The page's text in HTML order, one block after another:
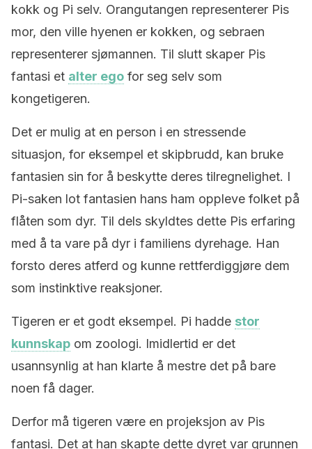
kokk og Pi selv. Orangutangen representerer Pis
mor, den ville hyenen er kokken, og sebraen
representerer sjømannen. Til slutt skaper Pis
fantasi et alter ego for seg selv som
kongetigeren.
Det er mulig at en person i en stressende
situasjon, for eksempel et skipbrudd, kan bruke
fantasien sin for å beskytte deres tilregnelighet. I
Pi-saken lot fantasien hans ham oppleve folket på
flåten som dyr. Til dels skyldtes dette Pis erfaring
med å ta vare på dyr i familiens dyrehage. Han
forsto deres atferd og kunne rettferdiggjøre dem
som instinktive reaksjoner.
Tigeren er et godt eksempel. Pi hadde stor
kunnskap om zoologi. Imidlertid er det
usannsynlig at han klarte å mestre det på bare
noen få dager.
Derfor må tigeren være en projeksjon av Pis
fantasi. Det at han skapte dette dyret var grunnen